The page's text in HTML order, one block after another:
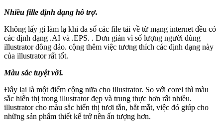
Nhiều fille định dạng hỗ trợ.
Không lấy gì làm lạ khi đa số các file tải về từ mạng internet đều có
các định dạng .AI và .EPS. . Đơn giản vì số lượng người dùng
illustrator đông đảo. cộng thêm việc tương thích các định dạng này
của illustrator rất tốt.
Màu sắc tuyệt vời.
Đây lại là một điểm cộng nữa cho illustrator. So với corel thì màu
sắc hiển thị trong illustrator đẹp và trung thực hơn rất nhiều.
illustrator cho màu sắc hiển thị tươi tắn, bắt mắt, việc đó giúp cho
những sản phẩm thiết kế trở nên ấn tượng hơn.